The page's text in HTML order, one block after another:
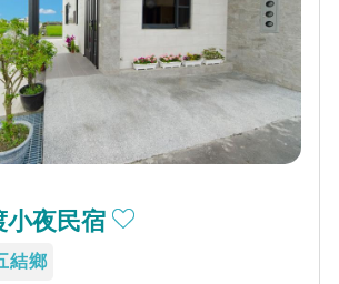
小夜民宿
結鄉